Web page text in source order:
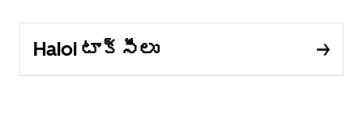
Halol టాక్సీలు